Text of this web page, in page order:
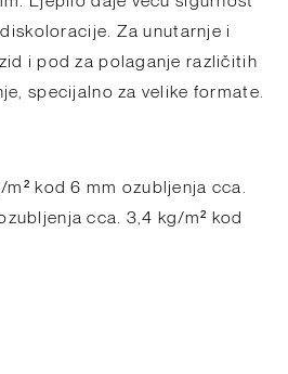
Za unutarnje i
i pod za polaganje različitih
specijalno za velike formate.
m² kod 6 mm ozubljenja cca.
cca. 3,4 kg/m² kod